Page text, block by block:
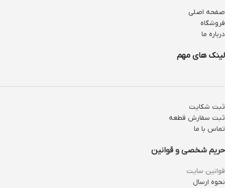
صفحه اصلی
فروشگاه
درباره ما
لینک های مهم
ثبت شکایت
ثبت سفارش قطعه
تماس با ما
حریم شخصی و قوانین
قوانین سایت
نحوه ارسال